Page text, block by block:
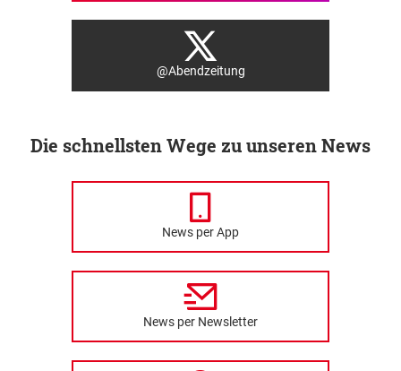
@Abendzeitung
Die schnellsten Wege zu unseren News
News per App
News per Newsletter